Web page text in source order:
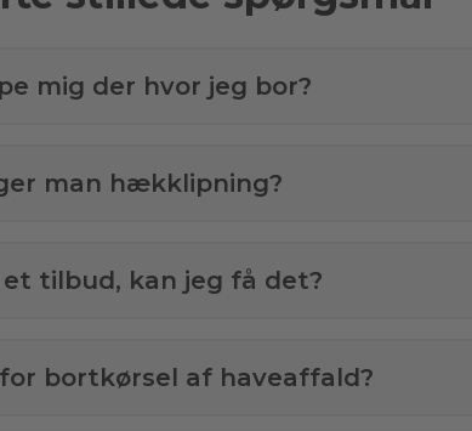
mig der hvor jeg bor?
man hækklipning?
tilbud, kan jeg få det?
bortkørsel af haveaffald?